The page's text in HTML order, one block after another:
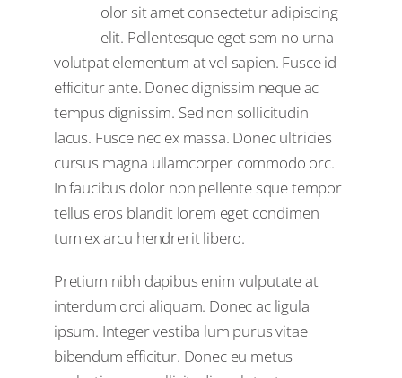
olor sit amet consectetur adipiscing
elit. Pellentesque eget sem no urna
volutpat elementum at vel sapien. Fusce id
efficitur ante. Donec dignissim neque ac
tempus dignissim. Sed non sollicitudin
lacus. Fusce nec ex massa. Donec ultricies
cursus magna ullamcorper commodo orc.
In faucibus dolor non pellente sque tempor
tellus eros blandit lorem eget condimen
tum ex arcu hendrerit libero.
Pretium nibh dapibus enim vulputate at
interdum orci aliquam. Donec ac ligula
ipsum. Integer vestiba lum purus vitae
bibendum efficitur. Donec eu metus